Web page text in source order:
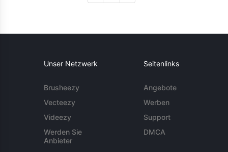
Unser Netzwerk
Brusheezy
Vecteezy
Videezy
Werden Sie
Anbieter
Seitenlinks
Angebote
Werben
Support
DMCA